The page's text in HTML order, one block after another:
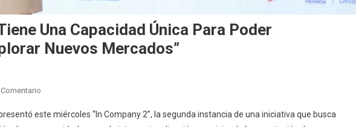
Una Capacidad Única Para Poder
Nuevos Mercados”
“Santa
este miércoles “In Company 2”, la segunda instancia de una iniciativa que busca